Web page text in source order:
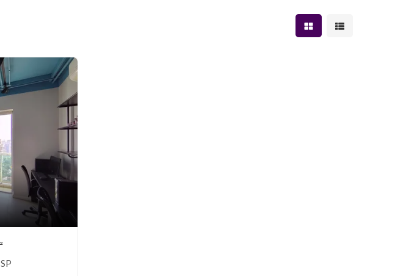
Mostrar resultados em
Mostrar